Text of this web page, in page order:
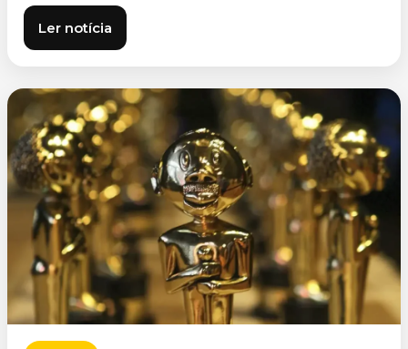
Ler notícia